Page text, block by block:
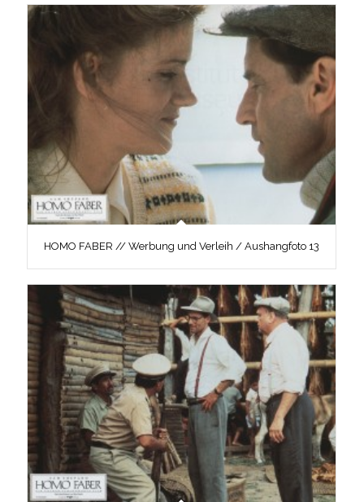
HOMO FABER // Werbung und Verleih / Aushangfoto 13